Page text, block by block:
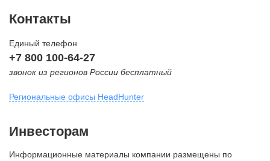
Контакты
Единый телефон
+7 800 100-64-27
звонок из регионов России бесплатный
Региональные офисы HeadHunter
внутригородская территория
Муниципальный округ Тверской,
Инвесторам
Информационные материалы компании размещены по